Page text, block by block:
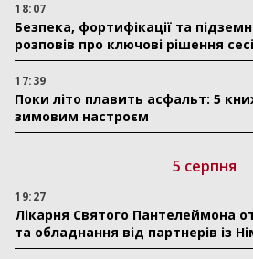
18:07
Безпека, фортифікації та
розповів про ключові рішення
17:39
Поки літо плавить асфальт: 5
зимовим настроєм
5 серпня
19:27
Лікарня Святого Пантелеймона
та обладнання від партнерів із